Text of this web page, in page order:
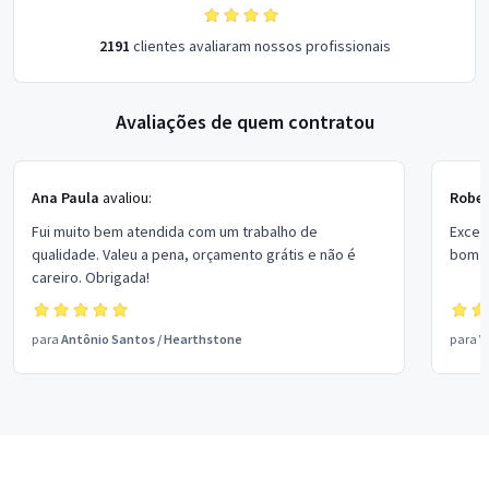
2191 clientes avaliaram nossos profissionais
Avaliações de quem contratou
Ana Paula avaliou:
Fui muito bem atendida com um trabalho de
qualidade. Valeu a pena, orçamento grátis e não é
careiro. Obrigada!
para Antônio Santos /Hearthstone
bom
para